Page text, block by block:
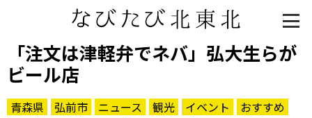
「注文は津軽弁でネバ」弘大生らが
ビール店
青森県 弘前市 ニュース 観光 イベント
おすすめ